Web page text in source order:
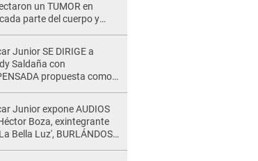
un TUMOR en
parte del cuerpo y
fuertes..."
Junior SE DIRIGE a
Saldaña con
propuesta como
"Otro tipo de ley..."
Junior expone AUDIOS
Boza, exintegrante
Bella Luz', BURLÁNDOSE